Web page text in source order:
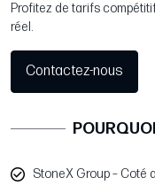
Profitez de tarifs
réel.
Contactez-nous
StoneX Group – Coté